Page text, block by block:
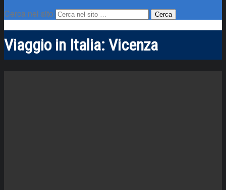
Cerca nel sito
Viaggio in Italia: Vicenza